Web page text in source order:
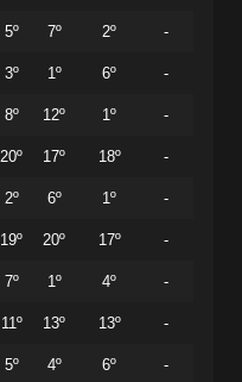
5º 7º 2º -
3º 1º 6º -
8º 12º 1º -
20º 17º 18º -
2º 6º 1º -
19º 20º 17º -
7º 1º 4º -
11º 13º 13º -
5º 4º 6º -